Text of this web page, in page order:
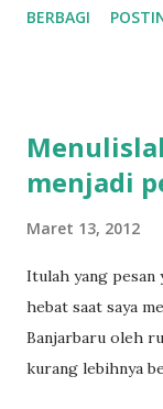
beliau, minta
ditempat ku
mengetok pintu
jawaban.
keluar kota.
sering berangkat
tentunya banyak
dapatkan di lahan-
BERBAGI
menjadi
Maret 13, 2012
Itulah yang pesan
hebat saat saya
Banjarbaru oleh
kurang lebihnya